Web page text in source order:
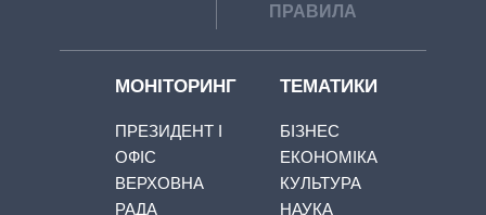
ПРАВИЛА
МОНІТОРИНГ
ПРЕЗИДЕНТ І
ОФІС
ВЕРХОВНА
РАДА
ТЕМАТИКИ
БІЗНЕС
ЕКОНОМІКА
КУЛЬТУРА
НАУКА